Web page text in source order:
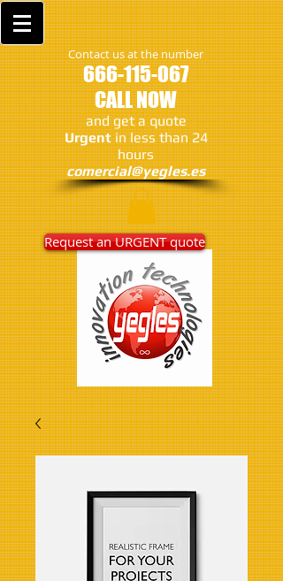
Contact us at the number
666-115-067
CALL NOW
and get a quote
Urgentin less than 24
hours
comercial@yegles.es
Request an URGENT quote